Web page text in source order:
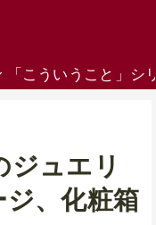
「こういうこと」シ
ジュエリ
、化粧箱